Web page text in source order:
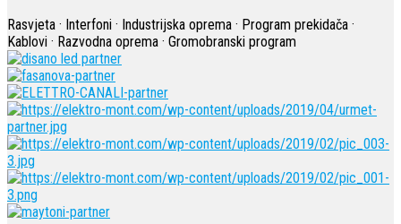
Rasvjeta · Interfoni · Industrijska oprema · Program prekidača ·
Kablovi · Razvodna oprema · Gromobranski program